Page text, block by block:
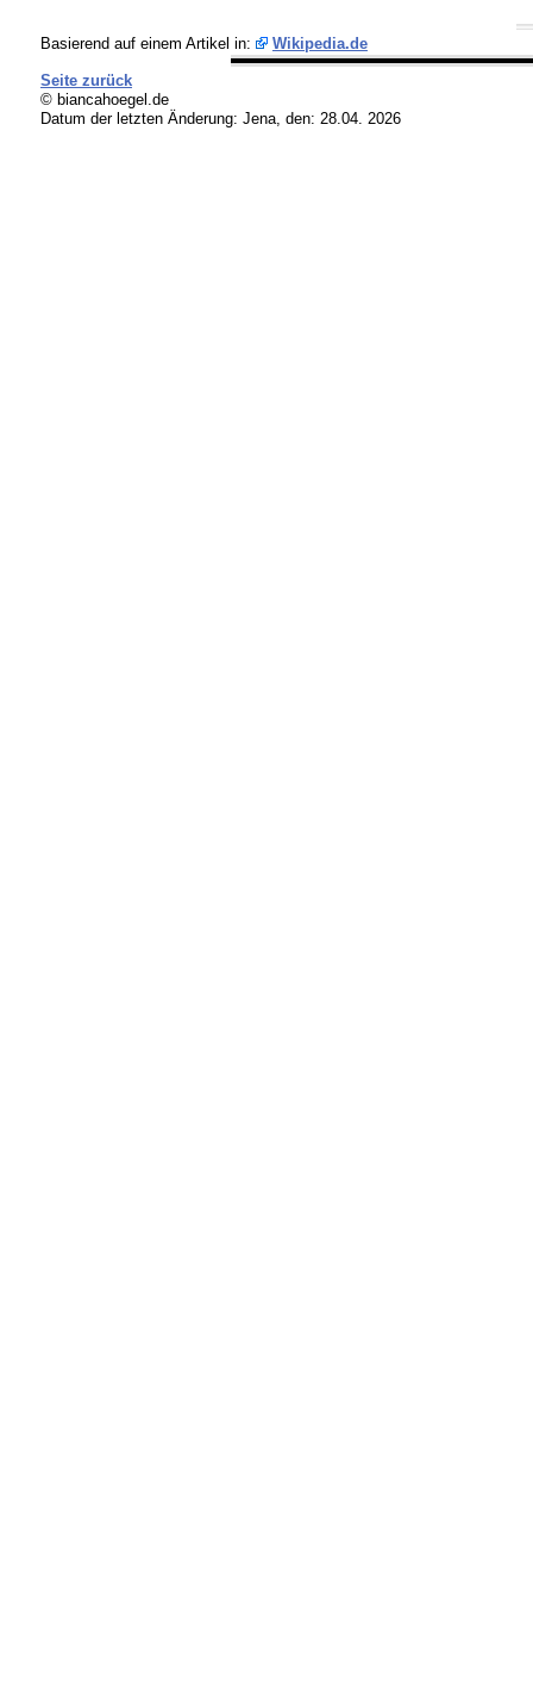
Basierend auf einem Artikel in: Wikipedia.de
Seite zurück
© biancahoegel.de
Datum der letzten Änderung: Jena, den: 28.04. 2026